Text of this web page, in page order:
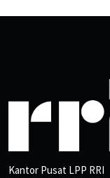
Kantor Pusat LPP RRI